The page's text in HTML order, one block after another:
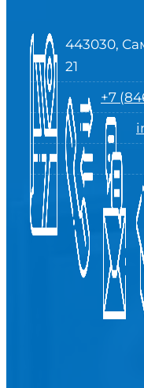
443030,
21
+7